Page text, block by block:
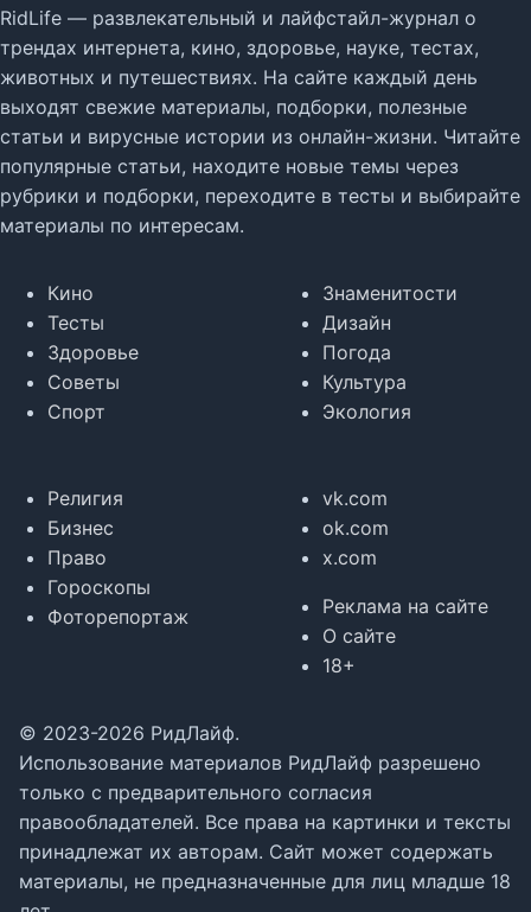
RidLife — развлекательный и лайфстайл-журнал о
трендах интернета, кино, здоровье, науке, тестах,
животных и путешествиях. На сайте каждый день
выходят свежие материалы, подборки, полезные
статьи и вирусные истории из онлайн-жизни. Читайте
популярные статьи, находите новые темы через
рубрики и подборки, переходите в тесты и выбирайте
материалы по интересам.
Кино
Тесты
Здоровье
Советы
Спорт
Знаменитости
Дизайн
Погода
Культура
Экология
Религия
Бизнес
Право
Гороскопы
Фоторепортаж
vk.com
ok.com
x.com
Реклама на сайте
О сайте
18+
© 2023-2026 РидЛайф.
Использование материалов РидЛайф разрешено
только с предварительного согласия
правообладателей. Все права на картинки и тексты
принадлежат их авторам. Сайт может содержать
материалы, не предназначенные для лиц младше 18